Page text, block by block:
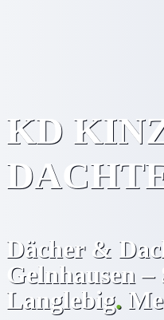
KD
Dächer &
Gelnhausen –
Langlebig.